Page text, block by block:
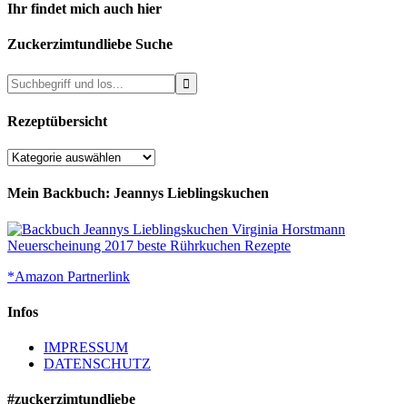
Ihr findet mich auch hier
Zuckerzimtundliebe Suche
Rezeptübersicht
Rezeptübersicht
Mein Backbuch: Jeannys Lieblingskuchen
*Amazon Partnerlink
Infos
IMPRESSUM
DATENSCHUTZ
#zuckerzimtundliebe